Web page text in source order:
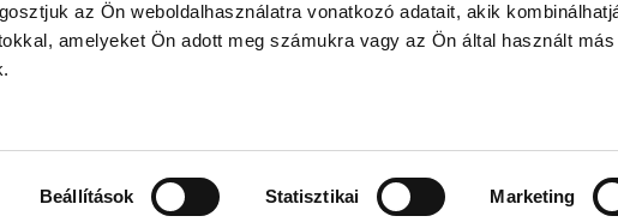
az Ön weboldalhasználatra vonatkozó adatait, akik
amelyeket Ön adott meg számukra vagy az Ön által használt más
Beállítások Statisztikai Marketing
1114 Budapest, Bartók Béla út 71.